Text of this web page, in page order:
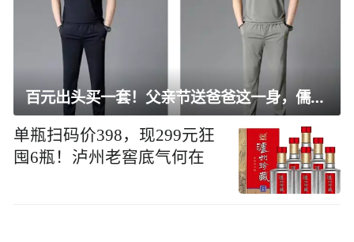
百元出头买一套！父亲节送爸爸这一身，儒雅有型还凉爽
单瓶扫码价398，现299元狂
囤6瓶！泸州老窖底气何在